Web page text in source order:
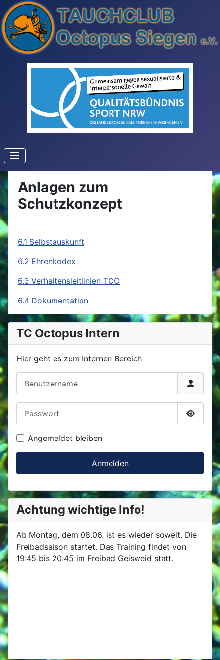
Anlagen zum
Schutzkonzept
6.1 Selbstauskunft
6.2 Ehrenkodex
6.3 Verhaltensleitlinien TCO
6.4 Dokumentation
TC Octopus Intern
Hier geht es zum Internen Bereich
Angemeldet bleiben
Anmelden
Achtung wichtige Info!
Ab Montag, dem 08.06. ist es wieder soweit. Die
Freibadsaison startet. Das Training findet von
19:45 bis 20:45 im Freibad Geisweid statt.